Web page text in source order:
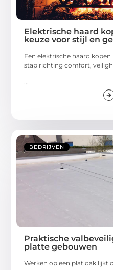
Elektrische haard
keuze voor stijl en
Een elektrische haard
stap richting comfort,
BEDRIJVEN
Praktische
platte gebouwen
Werken op een plat dak lijkt